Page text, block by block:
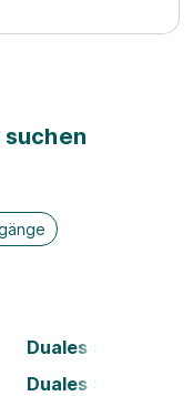
suchen
Duales Studium
Duales Studium